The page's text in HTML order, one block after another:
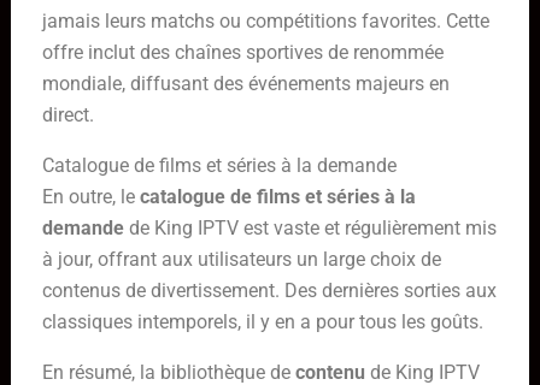
jamais leurs matchs ou compétitions favorites. Cette
offre inclut des chaînes sportives de renommée
mondiale, diffusant des événements majeurs en
direct.
Catalogue de films et séries à la demande
En outre, le catalogue de films et séries à la
demandede King IPTV est vaste et régulièrement mis
à jour, offrant aux utilisateurs un large choix de
contenus de divertissement. Des dernières sorties aux
classiques intemporels, il y en a pour tous les goûts.
En résumé, la bibliothèque de contenu de King IPTV